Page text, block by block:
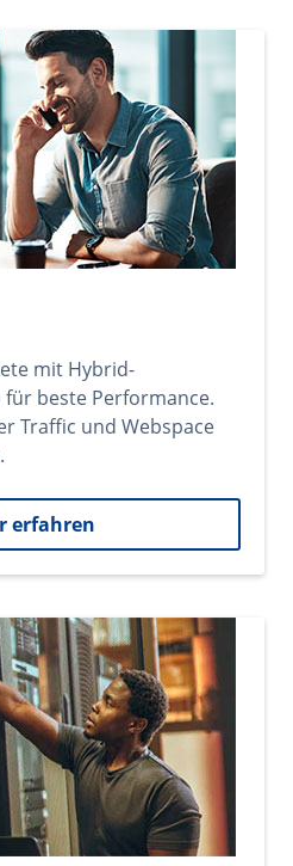
mit Hybrid-
für beste Performance.
Traffic und Webspace
erfahren